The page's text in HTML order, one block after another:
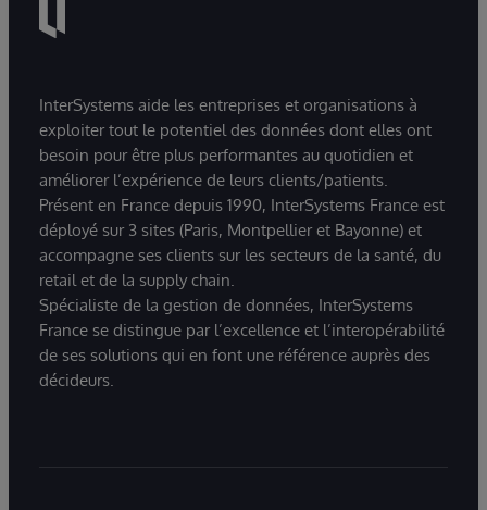
InterSystems aide les entreprises et organisations à
exploiter tout le potentiel des données dont elles ont
besoin pour être plus performantes au quotidien et
améliorer l’expérience de leurs clients/patients.
Présent en France depuis 1990, InterSystems France est
déployé sur 3 sites (Paris, Montpellier et Bayonne) et
accompagne ses clients sur les secteurs de la santé, du
retail et de la supply chain.
Spécialiste de la gestion de données, InterSystems
France se distingue par l’excellence et l’interopérabilité
de ses solutions qui en font une référence auprès des
décideurs.